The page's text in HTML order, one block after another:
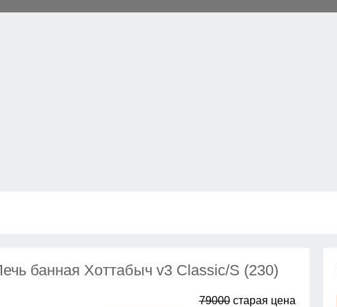
банная Хоттабыч v3 Сlassic/S (230)
79000старая цена